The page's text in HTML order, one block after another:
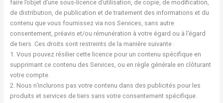
faire l’objet d’une sous-licence d’utilisation, de copie, de modification,
de distribution, de publication et de traitement des informations et du
contenu que vous fournissez via nos Services, sans autre
consentement, préavis et/ou rémunération à votre égard ou à l’égard
de tiers. Ces droits sont restreints de la manière suivante :
1. Vous pouvez résilier cette licence pour un contenu spécifique en
supprimant ce contenu des Services, ou en règle générale en clôturant
votre compte.
2. Nous n’inclurons pas votre contenu dans des publicités pour les
produits et services de tiers sans votre consentement spécifique.